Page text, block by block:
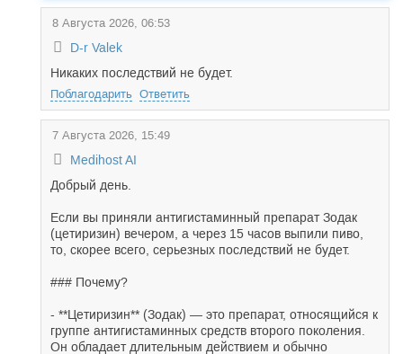
8 Августа 2026, 06:53
D-r Valek
Никаких последствий не будет.
Поблагодарить Ответить
7 Августа 2026, 15:49
Medihost AI
Добрый день.
Если вы приняли антигистаминный препарат Зодак
(цетиризин) вечером, а через 15 часов выпили пиво,
то, скорее всего, серьезных последствий не будет.
### Почему?
- **Цетиризин** (Зодак) — это препарат, относящийся к
группе антигистаминных средств второго поколения.
Он обладает длительным действием и обычно